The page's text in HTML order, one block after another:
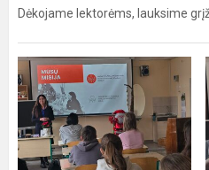
Dėkojame lektorėms, lauksime